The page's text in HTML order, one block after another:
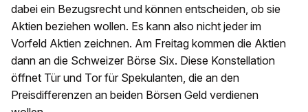
dabei ein Bezugsrecht und können entscheiden, ob sie
Aktien beziehen wollen. Es kann also nicht jeder im
Vorfeld Aktien zeichnen. Am Freitag kommen die Aktien
dann an die Schweizer Börse Six. Diese Konstellation
öffnet Tür und Tor für Spekulanten, die an den
Preisdifferenzen an beiden Börsen Geld verdienen